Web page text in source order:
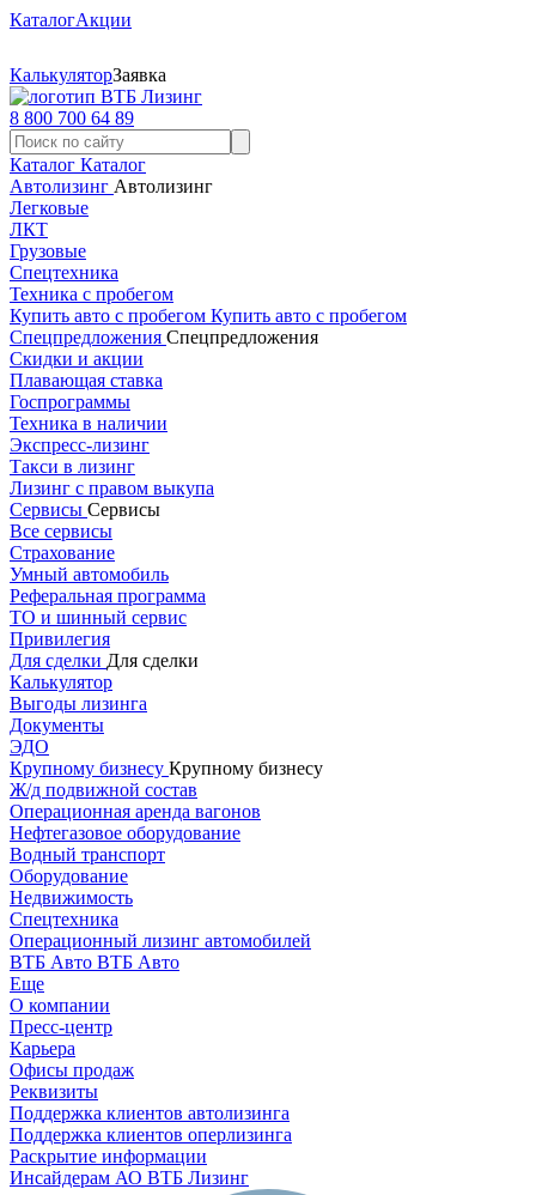
КаталогАкции
КалькуляторЗаявка
8 800 700 64 89
Каталог Каталог
Автолизинг Автолизинг
Легковые
ЛКТ
Грузовые
Спецтехника
Техника с пробегом
Купить авто с пробегом Купить авто с пробегом
Спецпредложения Спецпредложения
Скидки и акции
Плавающая ставка
Госпрограммы
Техника в наличии
Экспресс-лизинг
Такси в лизинг
Лизинг с правом выкупа
Сервисы Сервисы
Все сервисы
Страхование
Умный автомобиль
Реферальная программа
ТО и шинный сервис
Привилегия
Для сделки Для сделки
Калькулятор
Выгоды лизинга
Документы
ЭДО
Крупному бизнесу Крупному бизнесу
Ж/д подвижной состав
Операционная аренда вагонов
Нефтегазовое оборудование
Водный транспорт
Оборудование
Недвижимость
Спецтехника
Операционный лизинг автомобилей
ВТБ Авто ВТБ Авто
Еще
О компании
Пресс-центр
Карьера
Офисы продаж
Реквизиты
Поддержка клиентов автолизинга
Поддержка клиентов оперлизинга
Раскрытие информации
Инсайдерам АО ВТБ Лизинг